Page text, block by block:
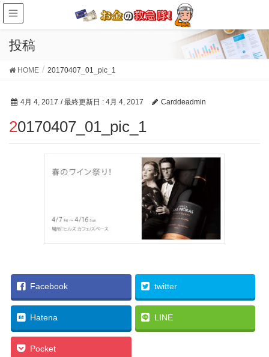
投稿
HOME 20170407_01_pic_1
4月 4, 2017 / 最終更新日 : 4月 4, 2017 Carddeadmin
20170407_01_pic_1
Facebook twitter
Hatena LINE
Pocket